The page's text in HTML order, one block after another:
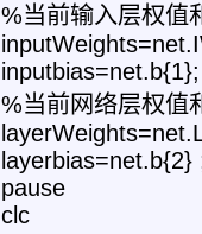
%当前输入层权值
inputbias=net.b{1};
%当前网络层权值
layerbias=net.b{2}
pause
clc